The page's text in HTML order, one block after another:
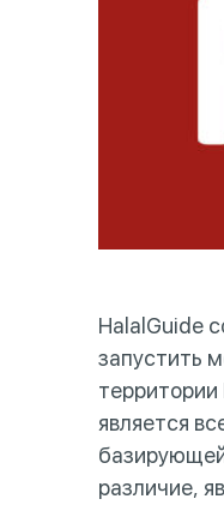
HalalGuide
запустить
является
различие,